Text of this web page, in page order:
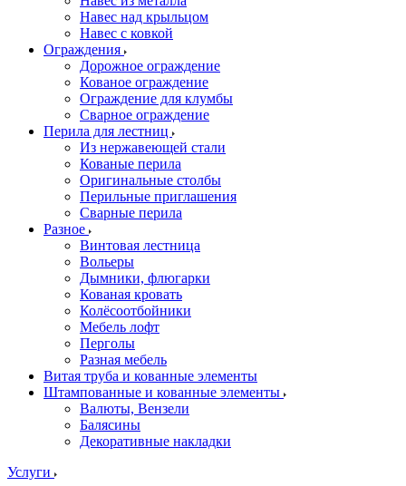
Навес над крыльцом
Навес с ковкой
Ограждения
Дорожное ограждение
Кованое ограждение
Ограждение для клумбы
Сварное ограждение
Перила для лестниц
Из нержавеющей стали
Кованые перила
Оригинальные столбы
Перильные приглашения
Сварные перила
Разное
Винтовая лестница
Вольеры
Дымники, флюгарки
Кованая кровать
Колёсоотбойники
Мебель лофт
Перголы
Разная мебель
Витая труба и кованные элементы
Штампованные и кованные элементы
Валюты, Вензели
Балясины
Декоративные накладки
Услуги